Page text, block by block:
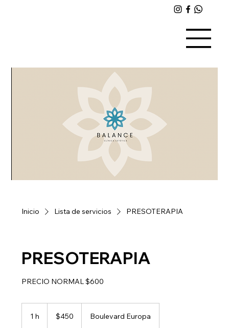
Inicio Lista de servicios PRESOTERAPIA
PRESOTERAPIA
PRECIO NORMAL $600
1 h
pesos
mexicanos
$450 Boulevard Europa